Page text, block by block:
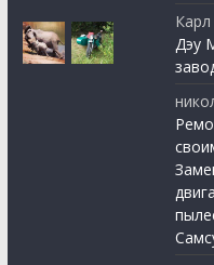
Карл
Дэу